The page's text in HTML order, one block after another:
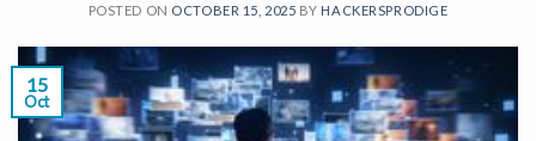
POSTED ON OCTOBER 15, 2025 BY HACKERSPRODIGE
15
Oct